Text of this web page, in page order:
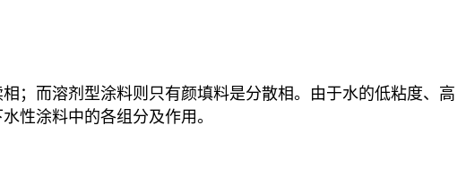
；而溶剂型涂料则只有颜填料是分散相。由于水的低粘度、高
性涂料中的各组分及作用。